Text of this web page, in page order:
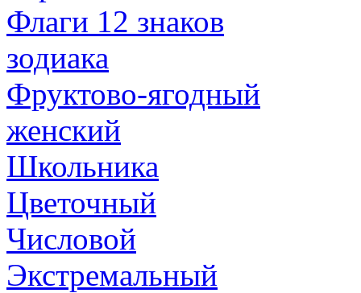
Флаги 12 знаков
зодиака
Фруктово-ягодный
женский
Школьника
Цветочный
Числовой
Экстремальный